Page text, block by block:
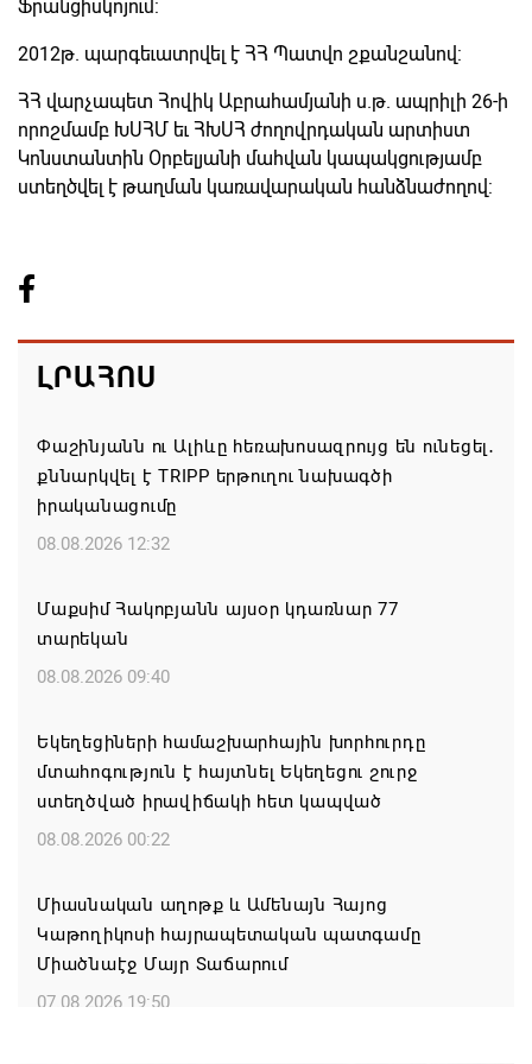
Ֆրանցիսկոյում:
2012թ. պարգեւատրվել է ՀՀ Պատվո շքանշանով:
ՀՀ վարչապետ Հովիկ Աբրահամյանի ս.թ. ապրիլի 26-ի
որոշմամբ ԽՍՀՄ եւ ՀԽՍՀ ժողովրդական արտիստ
Կոնստանտին Օրբելյանի մահվան կապակցությամբ
ստեղծվել է թաղման կառավարական հանձնաժողով:
ԼՐԱՀՈՍ
Փաշինյանն ու Ալիևը հեռախոսազրույց են ունեցել․
քննարկվել է TRIPP երթուղու նախագծի
իրականացումը
08.08.2026 12:32
Մաքսիմ Հակոբյանն այսօր կդառնար 77
տարեկան
08.08.2026 09:40
Եկեղեցիների համաշխարհային խորհուրդը
մտահոգություն է հայտնել Եկեղեցու շուրջ
ստեղծված իրավիճակի հետ կապված
08.08.2026 00:22
Միասնական աղոթք և Ամենայն Հայոց
Կաթողիկոսի հայրապետական պատգամը
Միածնաէջ Մայր Տաճարում
07.08.2026 19:50